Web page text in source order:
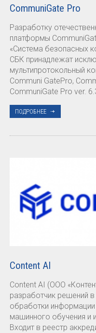
CommuniGate Pro
Разработку
платформы
«Система безопасных
СБК принадлежат
мультипротокольный
Communi GatePro,
CommuniGate Pro ver.
ПОДРОБНЕЕ
Content AI
Content AI (ООО
разработчик решений в
обработки информации
машинного обучения и
Входит в реестр